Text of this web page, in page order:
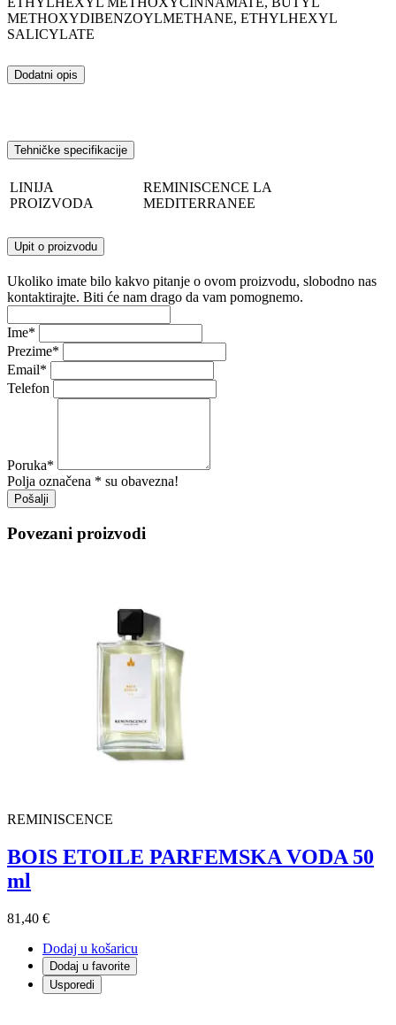
METHOXYDIBENZOYLMETHANE, ETHYLHEXYL
SALICYLATE
Dodatni opis
Tehničke specifikacije
LINIJA
PROIZVODA
REMINISCENCE LA
MEDITERRANEE
Upit o proizvodu
Ukoliko imate bilo kakvo pitanje o ovom proizvodu, slobodno nas
kontaktirajte. Biti će nam drago da vam pomognemo.
Ime*
Prezime*
Email*
Telefon
Poruka*
Polja označena * su obavezna!
Pošalji
Povezani proizvodi
REMINISCENCE
BOIS ETOILE PARFEMSKA VODA 50
ml
81,40 €
Dodaj u košaricu
Dodaj u favorite
Usporedi